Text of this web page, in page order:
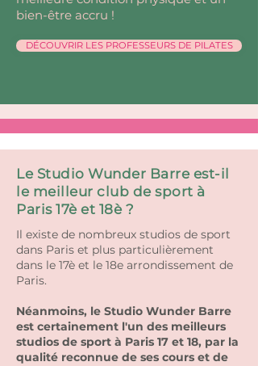
bien-être accru !
DÉCOUVRIR LES PROFESSEURS DE PILATES
Le Studio Wunder Barre est-il
le meilleur club de sport à
Paris 17è et 18è ?
Il existe de nombreux studios de sport
dans Paris et plus particulièrement
dans le 17è et le 18e arrondissement de
Paris.
Néanmoins, le Studio Wunder Barre
est certainement l'un des meilleurs
studios de sport à Paris 17 et 18, par la
qualité reconnue de ses cours et de